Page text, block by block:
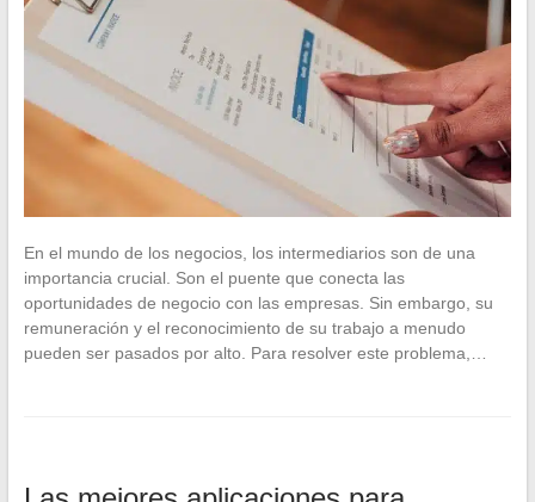
En el mundo de los negocios, los intermediarios son de una
importancia crucial. Son el puente que conecta las
oportunidades de negocio con las empresas. Sin embargo, su
remuneración y el reconocimiento de su trabajo a menudo
pueden ser pasados por alto. Para resolver este problema,…